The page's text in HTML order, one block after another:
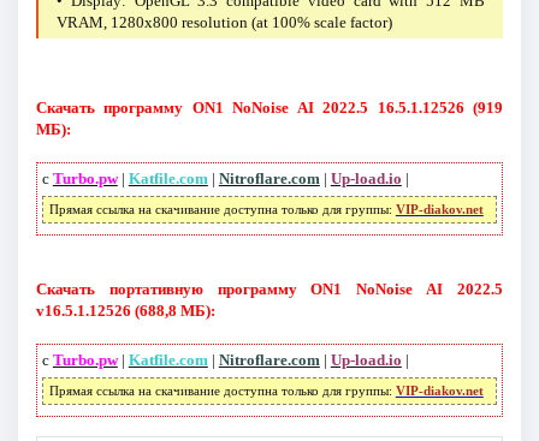
VRAM, 1280x800 resolution (at 100% scale factor)
Скачать программу ON1 NoNoise AI 2022.5 16.5.1.12526 (919
МБ):
с Turbo.pw| Katfile.com| Nitroflare.com| Up-load.io |
Прямая ссылка на скачивание доступна только для группы: VIP-diakov.net
Скачать портативную программу ON1 NoNoise AI 2022.5
v16.5.1.12526 (688,8 МБ):
с Turbo.pw| Katfile.com| Nitroflare.com| Up-load.io |
Прямая ссылка на скачивание доступна только для группы: VIP-diakov.net